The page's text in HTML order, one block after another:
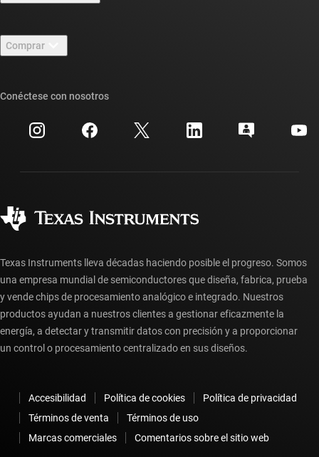
Carreras laborales
Sala de redacción
Eventos
Relaciones con los inversionistas
Foros de soporte de diseño de TI E2E™
Búsqueda de referencias cruzadas
Centro de atención al cliente
Preguntas frecuentes sobre la cuenta myTI
Comprar
Preguntas frecuentes sobre pedidos
Conéctese con nosotros
Texas Instruments lleva décadas haciendo posible el progreso. Somos
una empresa mundial de semiconductores que diseña, fabrica, prueba
y vende chips de procesamiento analógico e integrado. Nuestros
productos ayudan a nuestros clientes a gestionar eficazmente la
energía, a detectar y transmitir datos con precisión y a proporcionar
un control o procesamiento centralizado en sus diseños.
Accesibilidad Política de cookies
Política de privacidad
Términos de venta
Términos de uso
Marcas comerciales
Comentarios sobre el sitio web